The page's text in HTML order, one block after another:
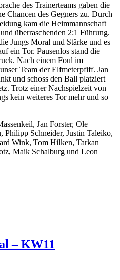
des Trainerteams gaben die
Chancen des Gegners zu. Durch
kam die Heimmannschaft
überraschenden 2:1 Führung.
Jungs Moral und Stärke und es
ein Tor. Pausenlos stand die
Nach einem Foul im
Team der Elfmeterpfiff. Jan
und schoss den Ball platziert
Trotz einer Nachspielzeit von
kein weiteres Tor mehr und so
Jan Forster, Ole
Philipp Schneider, Justin Taleiko,
Wink, Tom Hilken, Tarkan
Maik Schalburg und Leon
– KW11